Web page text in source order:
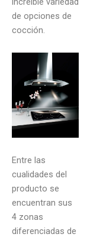
de opciones de
cocción.
Entre las
cualidades del
producto se
encuentran sus
4 zonas
diferenciadas de